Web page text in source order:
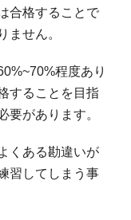
合格することで
ません。
程度あり
することを目指
要があります。
くある勘違いが
習してしまう事